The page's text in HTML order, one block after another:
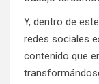
Y, dentro de
redes sociales
contenido que